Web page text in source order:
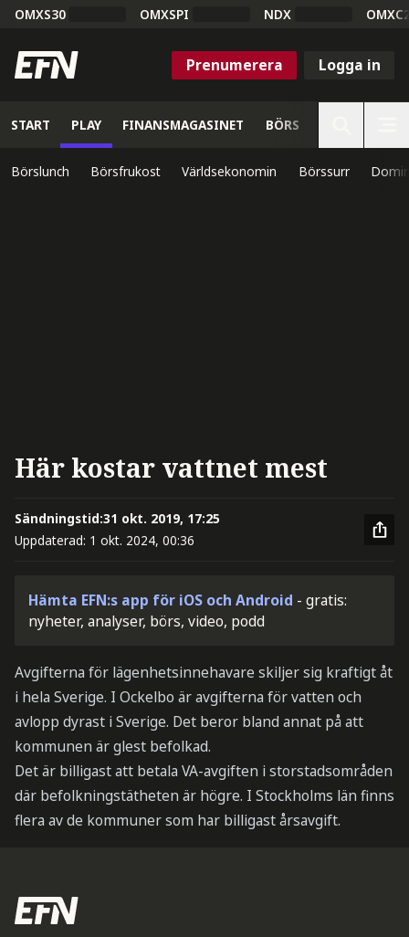
OMXS30 OMXSPI NDX
Prenumerera Logga in
START PLAY FINANSMAGASINET BÖRS
Börslunch Börsfrukost Världsekonomin Börssurr
Här kostar vattnet mest
Sändningstid:31 okt. 2019, 17:25
Uppdaterad: 1 okt. 2024, 00:36
Hämta EFN:s app för iOS och Android - gratis:
nyheter, analyser, börs, video, podd
Avgifterna för lägenhetsinnehavare skiljer sig kraftigt åt
i hela Sverige. I Ockelbo är avgifterna för vatten och
avlopp dyrast i Sverige. Det beror bland annat på att
kommunen är glest befolkad.
Det är billigast att betala VA-avgiften i storstadsområden
där befolkningstätheten är högre. I Stockholms län finns
flera av de kommuner som har billigast årsavgift.